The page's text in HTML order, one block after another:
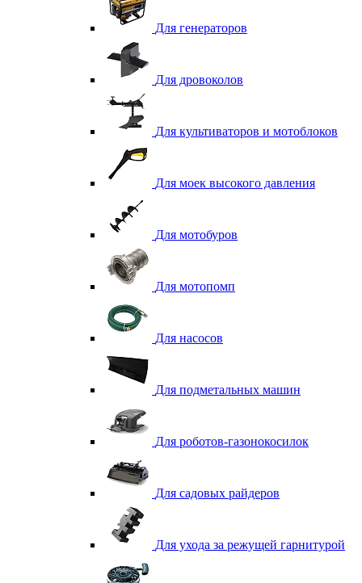
Для генераторов
Для дровоколов
Для культиваторов и мотоблоков
Для моек высокого давления
Для мотобуров
Для мотопомп
Для насосов
Для подметальных машин
Для роботов-газонокосилок
Для садовых райдеров
Для ухода за режущей гарнитурой